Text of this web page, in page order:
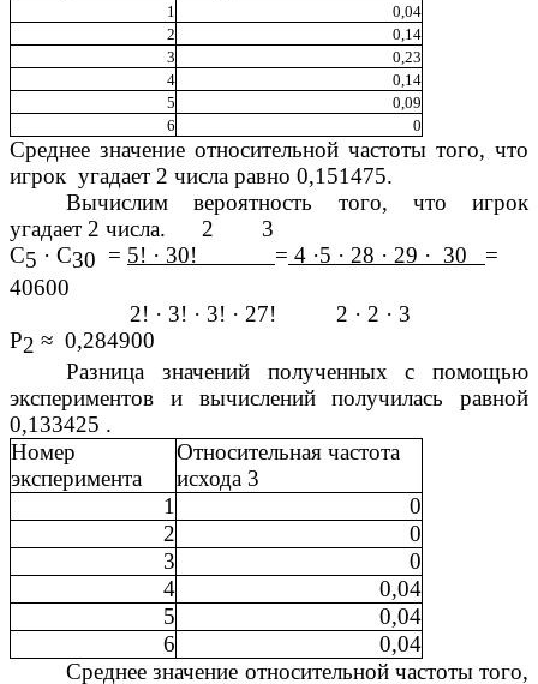
1
0,04
2
0,14
3
0,23
4
0,14
5
0,09
6
0
Среднее значение относительной частоты того, что
игрок угадает 2 числа равно 0,151475.
Вычислим вероятность того, что игрок
угадает 2 числа. 2 3
С5 · С30 = 5! · 30! = 4 ·5 · 28 · 29 · 30 =
40600
2! · 3! · 3! · 27! 2 · 2 · 3
Р2 ≈ 0,284900
Разница значений полученных с помощью
экспериментов и вычислений получилась равной
0,133425 .
Номер
эксперимента
Относительная частота
исхода 3
1
0
2
0
3
0
4
0,04
5
0,04
6
0,04
Среднее значение относительной частоты того,